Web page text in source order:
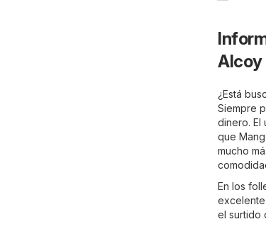
Alcoy
¿Está
Siempre
dinero. El
que
mucho
En los
el surtido